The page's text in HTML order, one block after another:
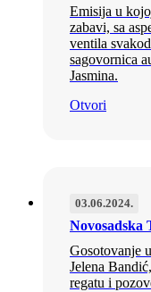
Emisija u
zabavi, sa
ventila
sagovornica
Jasmina.
Otvori
03.06.2024.
Novosadska
Gosotovanje
Jelena
regatu i